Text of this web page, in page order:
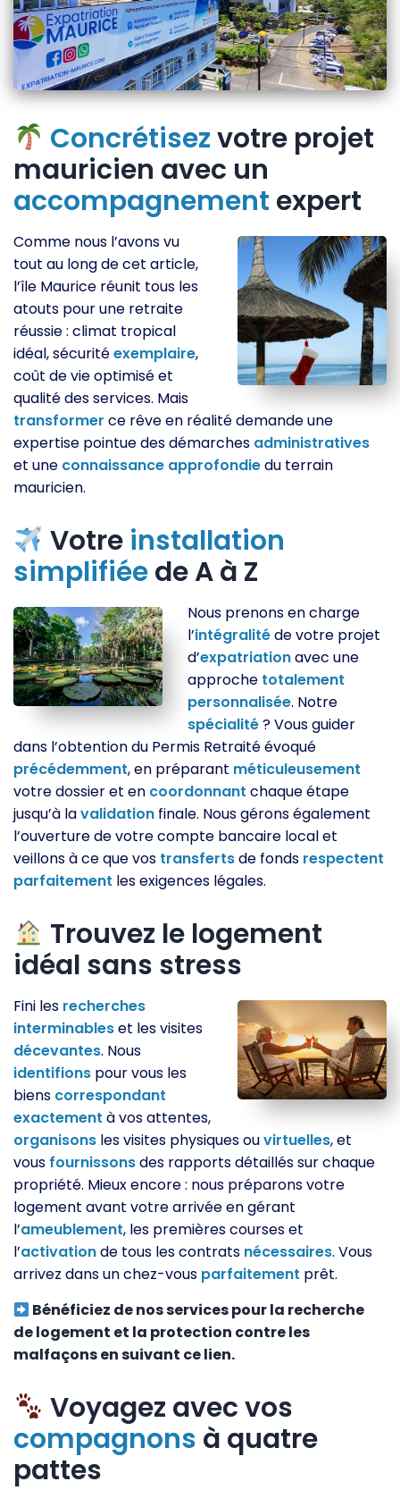
Concrétisezvotre projet
mauricien avec un
accompagnement expert
Comme nous l’avons vu
tout au long de cet article,
l’île Maurice réunit tous les
atouts pour une retraite
réussie : climat tropical
idéal, sécuritéexemplaire,
coût de vie optimisé et
qualité des services. Mais
transformer ce rêve en réalité demande une
expertise pointue des démarches administratives
et une connaissance approfondiedu terrain
mauricien.
Votre installation
simplifiéede A à Z
Nous prenons en charge
l’intégralitéde votre projet
d’expatriationavec une
approche totalement
personnalisée. Notre
spécialité? Vous guider
dans l’obtention du Permis Retraité évoqué
précédemment, en préparant méticuleusement
votre dossier et en coordonnant chaque étape
jusqu’à lavalidation finale. Nous gérons également
l’ouverture de votre compte bancaire local et
veillons à ce que vos transfertsde fonds respectent
parfaitement les exigences légales.
Trouvez le logement
idéal sans stress
Fini les recherches
interminableset les visites
décevantes. Nous
identifions pour vous les
biens correspondant
exactement à vos attentes,
organisons les visites physiques ouvirtuelles, et
vous fournissonsdes rapports détaillés sur chaque
propriété. Mieux encore : nous préparons votre
logement avant votre arrivée en gérant
l’ameublement, les premières courses et
l’activationde tous les contrats nécessaires. Vous
arrivez dans un chez-vous parfaitement prêt.
Bénéficiez de nos services pour la recherche
de logement et la protection contre les
malfaçons en suivant ce lien.
Voyagez avec vos
compagnons à quatre
pattes